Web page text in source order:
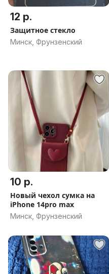
12 р.
Защитное стекло
Минск, Фрунзенский
10 р.
Новый чехол сумка на
iPhone 14pro max
Минск, Фрунзенский